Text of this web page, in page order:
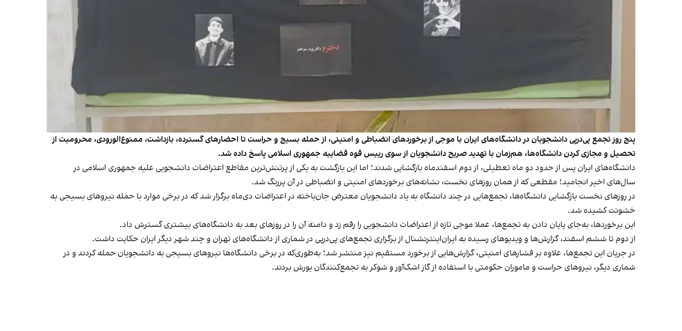
پنج روز تجمع پی‌درپی دانشجویان در دانشگاه‌های ایران با موجی از برخوردهای انضباطی و امنیتی، از حمله بسیج و حراست تا احضارهای گسترده، بازداشت، ممنوع‌الورودی، محرومیت از
تحصیل و مجازی کردن دانشگاه‌ها، هم‌زمان با تهدید صریح دانشجویان از سوی رییس قوه قضاییه جمهوری اسلامی پاسخ داده شد.
دانشگاه‌های ایران پس از حدود دو ماه تعطیلی، از دوم اسفندماه بازگشایی شدند؛ اما این بازگشت به یکی از پرتنش‌ترین مقاطع اعتراضات دانشجویی علیه جمهوری اسلامی در
سال‌های اخیر انجامید؛ مقطعی که از همان روزهای نخست، نشانه‌های برخوردهای امنیتی و انضباطی در آن پررنگ شد.
در روزهای نخست بازگشایی دانشگاه‌ها، تجمع‌هایی در چند دانشگاه به یاد دانشجویان معترض جان‌باخته در اعتراضات دی‌ماه برگزار شد که در برخی موارد با حمله نیروهای بسیجی به
خشونت کشیده شد.
این برخوردها، به‌جای پایان دادن به تجمع‌ها، عملا موجی تازه از اعتراضات دانشجویی را رقم زد و دامنه آن را در روزهای بعد به دانشگاه‌های بیشتری گسترش داد.
از دوم تا ششم اسفند، گزارش‌ها و ویدیوهای رسیده به ایران‌اینترنشنال از برگزاری تجمع‌های پی‌درپی در شماری از دانشگاه‌های تهران و چند شهر دیگر ایران حکایت داشت.
در جریان این تجمع‌ها، علاوه بر فشارهای امنیتی، گزارش‌هایی از برخورد مستقیم نیز منتشر شد؛ به‌طوری‌که در برخی دانشگاه‌ها نیروهای بسیجی به دانشجویان حمله کردند و در
شماری دیگر، نیروهای حراست و ماموران حکومتی با استفاده از گاز اشک‌آور و شوکر به تجمع‌کنندگان یورش بردند.